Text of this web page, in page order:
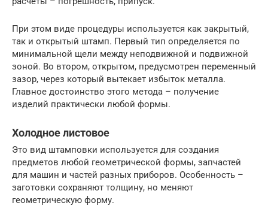
При этом виде процедуры используется как закрытый,
так и открытый штамп. Первый тип определяется по
минимальной щели между неподвижной и подвижной
зоной. Во втором, открытом, предусмотрен переменный
зазор, через который вытекает избыток металла.
Главное достоинство этого метода – получение
изделий практически любой формы.
Холодное листовое
Это вид штамповки используется для создания
предметов любой геометрической формы, запчастей
для машин и частей разных приборов. Особенность –
заготовки сохраняют толщину, но меняют
геометрическую форму.